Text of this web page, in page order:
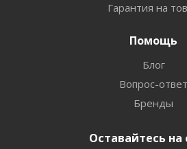
Гарантия на
Помощь
Блог
Вопрос-ответ
Бренды
Оставайтесь на